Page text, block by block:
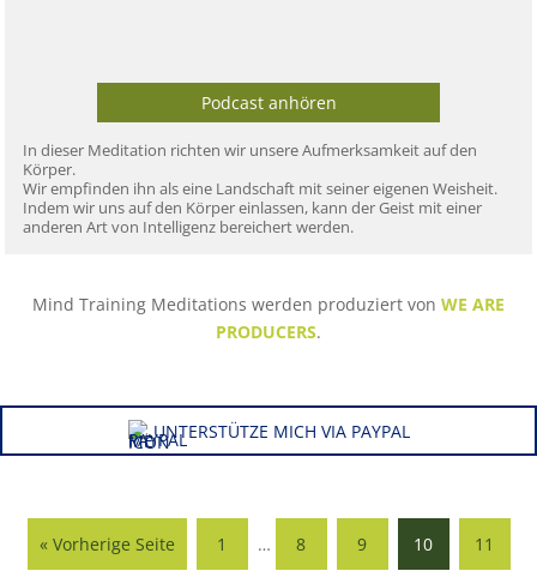
Podcast anhören
In dieser Meditation richten wir unsere Aufmerksamkeit auf den
Körper.
Wir empfinden ihn als eine Landschaft mit seiner eigenen Weisheit.
Indem wir uns auf den Körper einlassen, kann der Geist mit einer
anderen Art von Intelligenz bereichert werden.
Mind Training Meditations werden produziert von WE ARE
PRODUCERS.
UNTERSTÜTZE MICH VIA PAYPAL
« Vorherige Seite 1 … 8 9 10 11